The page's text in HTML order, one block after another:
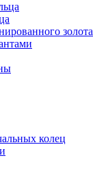
золота
колец